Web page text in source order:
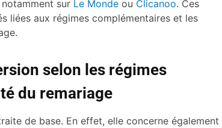
sur Le Monde ou Clicanoo. Ces
liées aux régimes complémentaires et les
selon les régimes
du remariage
de base. En effet, elle concerne également